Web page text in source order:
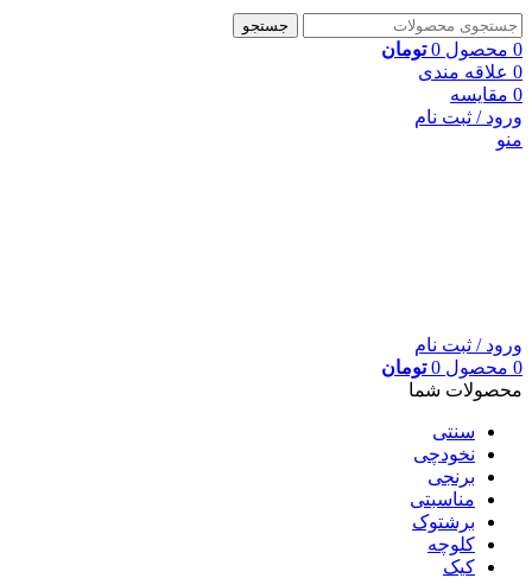
جستجو
0 محصول 0 تومان
0 علاقه مندی
0 مقایسه
ورود / ثبت نام
منو
ورود / ثبت نام
0 محصول 0 تومان
محصولات شما
سنتی
نخودچی
برنجی
مناسبتی
برشتوک
کلوچه
کیک